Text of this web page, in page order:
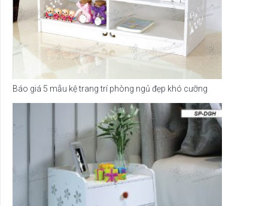
Báo giá 5 mẫu kệ trang trí phòng ngủ đẹp khó cưỡng